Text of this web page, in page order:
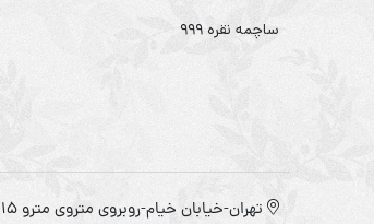
ساچمه نقره ۹۹۹
تهران-خیابان خیام-روبروی متروی مترو ۱۵ خرداد، سرای فردوس